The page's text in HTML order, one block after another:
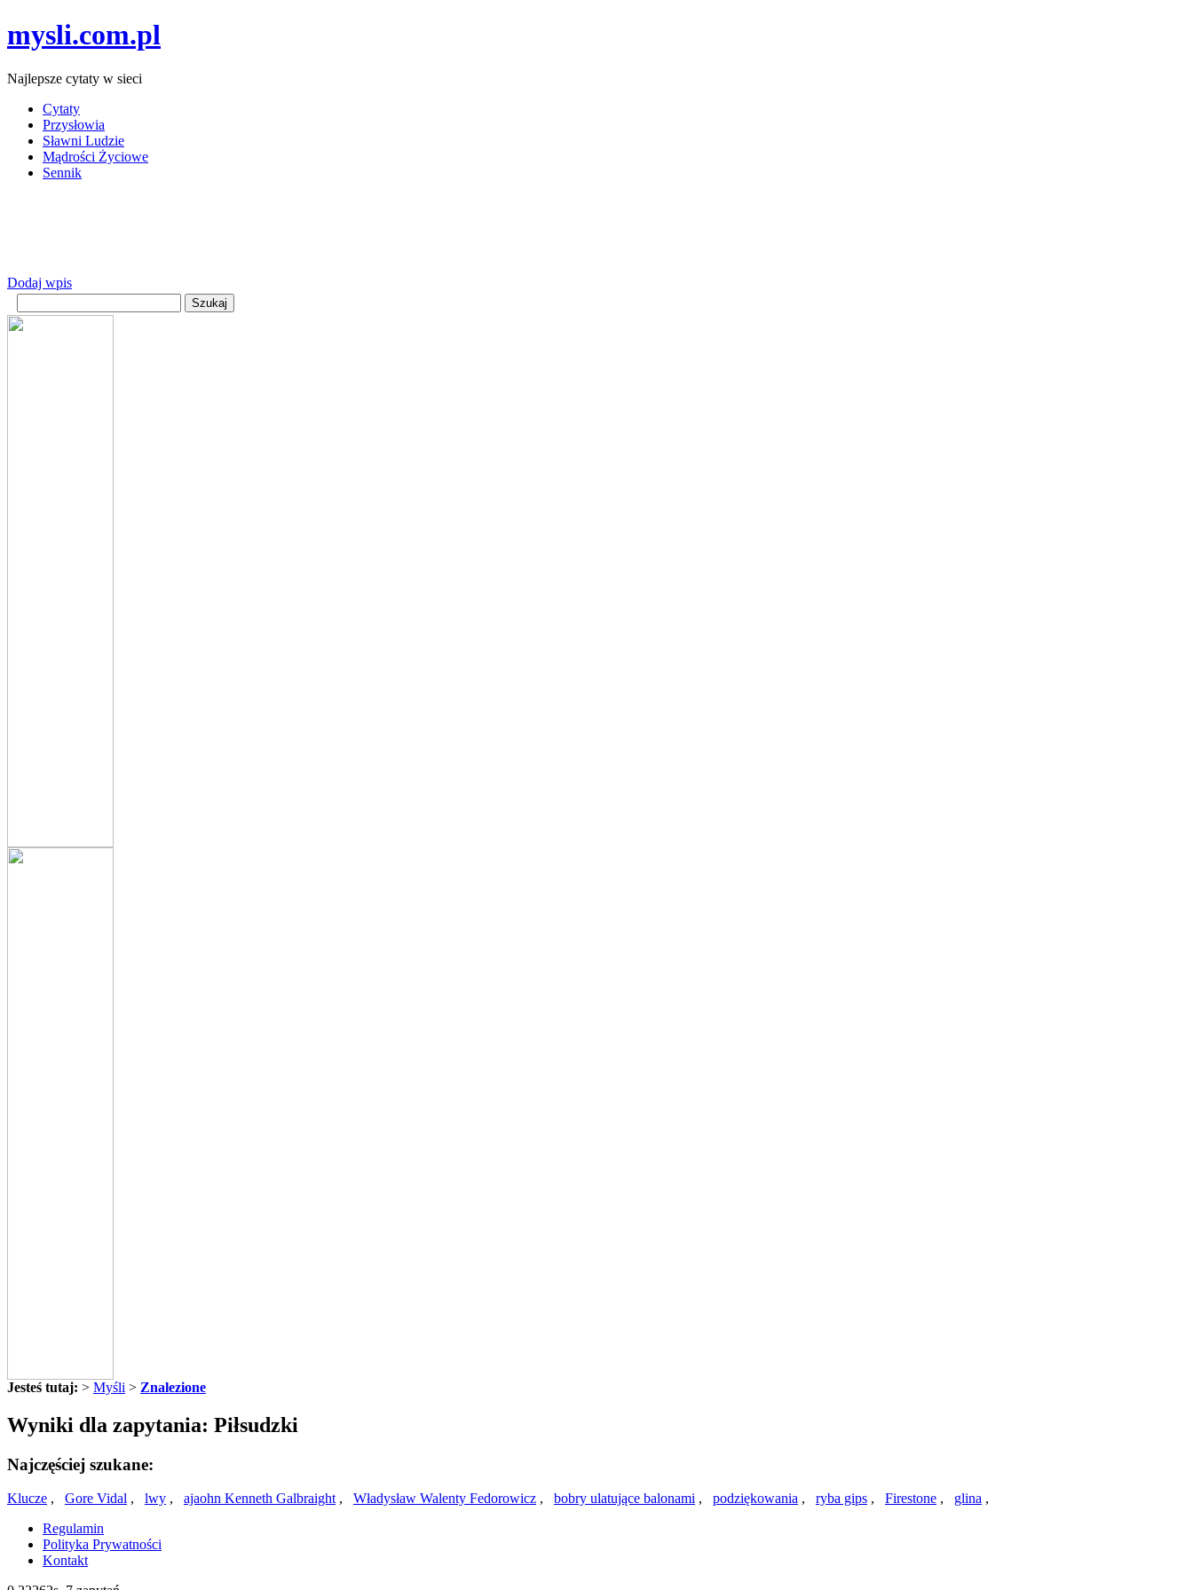
mysli.com.pl
Najlepsze cytaty w sieci
Cytaty
Przysłowia
Sławni Ludzie
Mądrości Życiowe
Sennik
Dodaj wpis
Jesteś tutaj: > Myśli > Znalezione
Wyniki dla zapytania: Piłsudzki
Najczęściej szukane:
Klucze , Gore Vidal , lwy , ajaohn Kenneth Galbraight, Władysław Walenty Fedorowicz , bobry ulatujące balonami , podziękowania , ryba gips , Firestone , glina ,
Regulamin
Polityka Prywatności
Kontakt